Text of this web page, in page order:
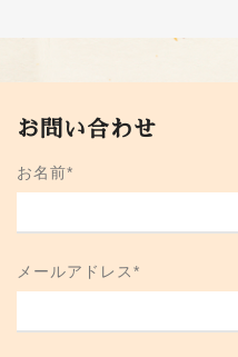
お問い合わせ
お名前*
メールアドレス*